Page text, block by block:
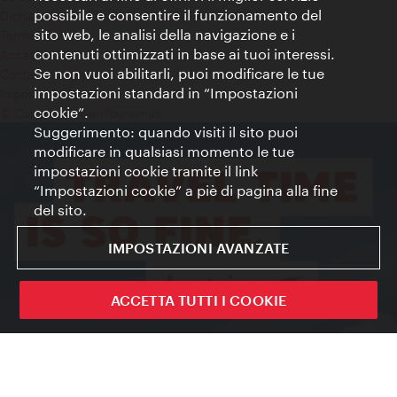
Dichiarazione sulla protezione dei dati
Terms of Use
Accessibilità
Contatto stampa
Impostazioni cookie
© Copyright WienTourismus
possibile e consentire il funzionamento del
sito web, le analisi della navigazione e i
contenuti ottimizzati in base ai tuoi interessi.
Se non vuoi abilitarli, puoi modificare le tue
impostazioni standard in “Impostazioni
cookie”.
Suggerimento: quando visiti il sito puoi
modificare in qualsiasi momento le tue
impostazioni cookie tramite il link
“Impostazioni cookie” a piè di pagina alla fine
del sito.
IMPOSTAZIONI AVANZATE
ACCETTA TUTTI I COOKIE